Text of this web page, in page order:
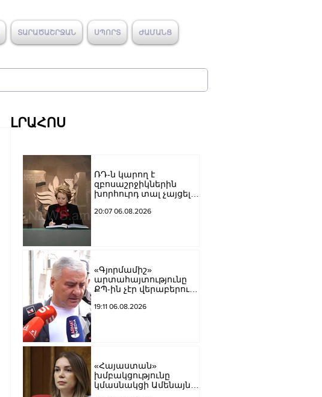
ՏԱՐԱԾԱՇՐՋԱՆ ՍՊՈՐՏ ԺԱՄԱՆՑ
ԼՐԱՀՈՍ
ՌԴ-ն կարող է
զբոսաշրջիկներին
խորհուրդ տալ չայցելել
ռուսաստանցիների
20:07 06.08.2026
«Գյnրմամիշ»
արտահայտությունը
ՔՊ-ին չէր վերաբերում,
խլnղներին էր
19:11 06.08.2026
«Հայաստան»
խմբակցությունը
կմասնակցի Ամենայն